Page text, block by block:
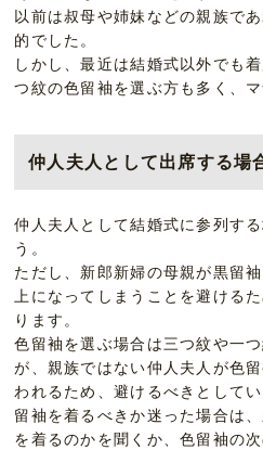
以前は叔母や姉妹などの親族で
的でした。
しかし、最近は結婚式以外でも
つ紋の色留袖を選ぶ方も多く、
仲人夫人として出席する場
仲人夫人として結婚式に参列す
う。
ただし、新郎新婦の母親が黒留
上になってしまうことを避ける
ります。
色留袖を選ぶ場合は三つ紋や一
が、親族ではない仲人夫人が色
われるため、避けるべきとして
留袖を着るべきか迷った場合は
を着るのかを聞くか、色留袖の